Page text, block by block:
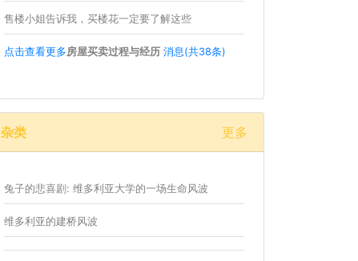
售楼小姐告诉我，买楼花一定要了解这些
点击查看更多房屋买卖过程与经历 消息(共38条)
杂类 更多
兔子的悲喜剧: 维多利亚大学的一场生命风波
维多利亚的建桥风波